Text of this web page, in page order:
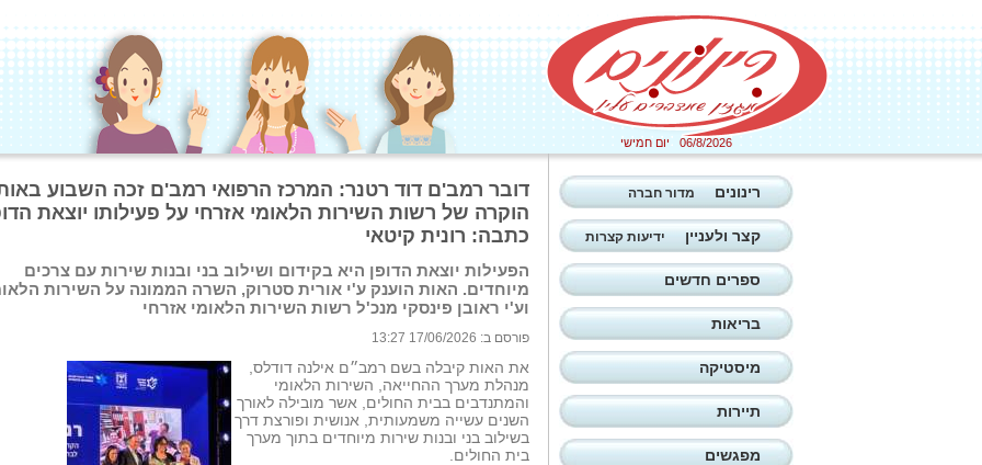
06/8/2026 יום חמישי
דובר רמב'ם דוד רטנר: המרכז הרפואי רמב'ם זכה השבוע
הוקרה של רשות השירות הלאומי אזרחי על פעילותו יוצאת
כתבה: רונית קיטאי
הפעילות יוצאת הדופן היא בקידום ושילוב בני ובנות שירות עם צרכים
מיוחדים. האות הוענק ע'י אורית סטרוק, השרה הממונה על השירות
וע'י ראובן פינסקי מנכ'ל רשות השירות הלאומי אזרחי
פורסם ב: 17/06/2026 13:27
את האות קיבלה בשם רמב״ם אילנה דודלס,
מנהלת מערך ההחייאה, השירות הלאומי
והמתנדבים בבית החולים, אשר מובילה לאורך
השנים עשייה משמעותית, אנושית ופורצת דרך
בשילוב בני ובנות שירות מיוחדים בתוך מערך
בית החולים.
רינונים מדור חברה
קצר ולעניין ידיעות קצרות
ספרים חדשים
בריאות
מיסטיקה
תיירות
מפגשים